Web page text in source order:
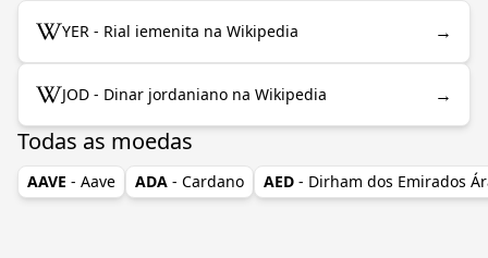
YER - Rial iemenita na Wikipedia →
JOD - Dinar jordaniano na Wikipedia →
Todas as moedas
AAVE - Aave ADA - Cardano AED - Dirham dos Emirados